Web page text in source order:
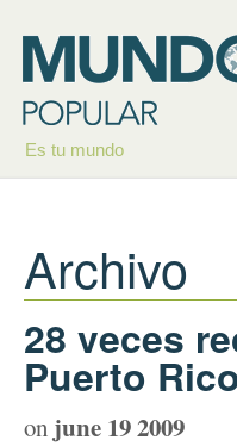
Es tu mundo
Archivo
28 veces
Puerto
on june 19 2009